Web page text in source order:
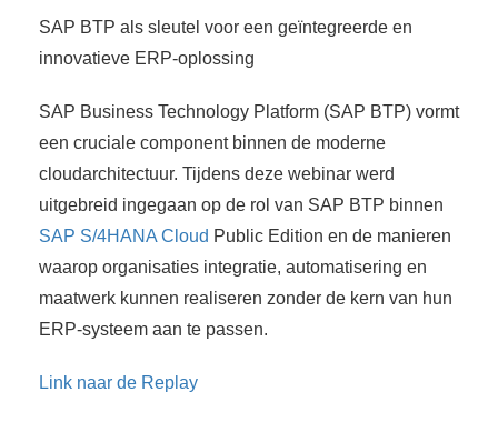
SAP BTP als sleutel voor een geïntegreerde en
innovatieve ERP-oplossing
SAP Business Technology Platform (SAP BTP) vormt
een cruciale component binnen de moderne
cloudarchitectuur. Tijdens deze webinar werd
uitgebreid ingegaan op de rol van SAP BTP binnen
SAP S/4HANA Cloud Public Edition en de manieren
waarop organisaties integratie, automatisering en
maatwerk kunnen realiseren zonder de kern van hun
ERP-systeem aan te passen.
Link naar de Replay